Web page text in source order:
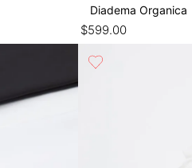
Diadema Organica
$599.00